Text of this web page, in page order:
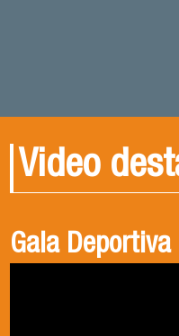
Video
Gala
Usach en el
Candidatura